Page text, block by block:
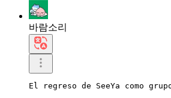
바람소리
El regreso de SeeYa como